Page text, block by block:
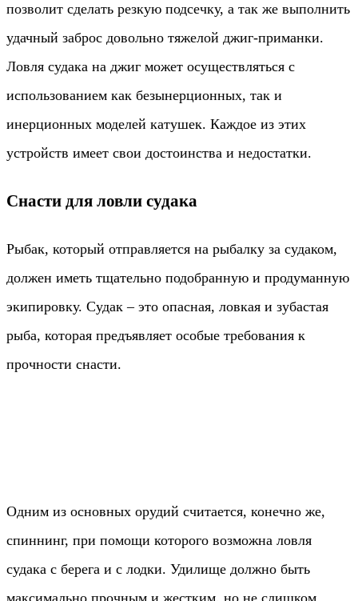
позволит сделать резкую подсечку, а так же выполнить
удачный заброс довольно тяжелой джиг-приманки.
Ловля судака на джиг может осуществляться с
использованием как безынерционных, так и
инерционных моделей катушек. Каждое из этих
устройств имеет свои достоинства и недостатки.
Снасти для ловли судака
Рыбак, который отправляется на рыбалку за судаком,
должен иметь тщательно подобранную и продуманную
экипировку. Судак – это опасная, ловкая и зубастая
рыба, которая предъявляет особые требования к
прочности снасти.
Одним из основных орудий считается, конечно же,
спиннинг, при помощи которого возможна ловля
судака с берега и с лодки. Удилище должно быть